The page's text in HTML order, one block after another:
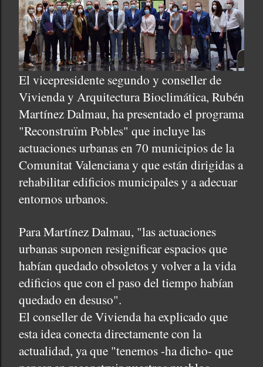
El vicepresidente segundo y conseller de
Vivienda y Arquitectura Bioclimática, Rubén
Martínez Dalmau, ha presentado el programa
"Reconstruïm Pobles" que incluye las
actuaciones urbanas en 70 municipios de la
Comunitat Valenciana y que están dirigidas a
rehabilitar edificios municipales y a adecuar
entornos urbanos.
Para Martínez Dalmau, "las actuaciones
urbanas suponen resignificar espacios que
habían quedado obsoletos y volver a la vida
edificios que con el paso del tiempo habían
quedado en desuso".
El conseller de Vivienda ha explicado que
esta idea conecta directamente con la
actualidad, ya que "tenemos -ha dicho- que